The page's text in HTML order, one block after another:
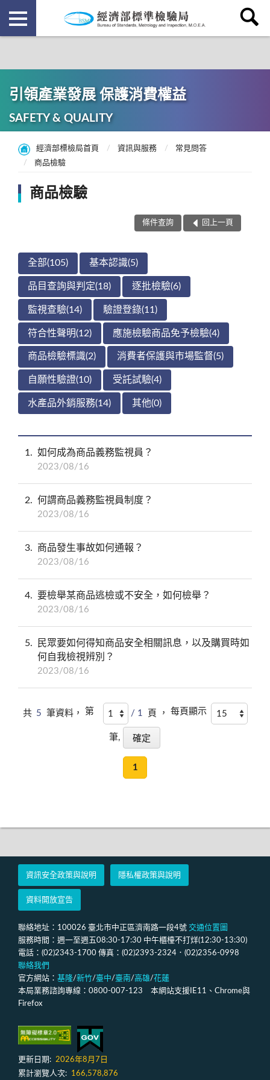
引領產業發展 保護消費權益
SAFETY & QUALITY
經濟部標檢局首頁 資訊與服務
常見問答
商品檢驗
商品檢驗
條件查詢 回上一頁
全部(105) 基本認識(5)
品目查詢與判定(18) 逐批檢驗(6)
監視查驗(14) 驗證登錄(11)
符合性聲明(12) 應施檢驗商品免予檢驗(4)
商品檢驗標識(2) 消費者保護與市場監督(5)
自願性驗證(10) 受託試驗(4)
水產品外銷服務(14) 其他(0)
1 如何成為商品義務監視員？
2023/08/16
2 何謂商品義務監視員制度？
2023/08/16
3 商品發生事故如何通報？
2023/08/16
4 要檢舉某商品逃檢或不安全，如何檢舉？
2023/08/16
5
民眾要如何得知商品安全相關訊息，以及購買時如
何自我檢視辨別？
2023/08/16
共 5 筆資料， 第 / 1 頁 ， 每頁顯示
筆,
1
資訊安全政策與說明 隱私權政策與說明
資料開放宣告
聯絡地址：100026 臺北市中正區濟南路一段4號 交通位置圖
服務時間：週一至週五08:30-17:30 中午櫃檯不打烊(12:30-13:30)
電話：(02)2343-1700 傳真：(02)2393-2324．(02)2356-0998
聯絡我們
官方網站： 基隆/新竹/臺中/臺南/高雄/花蓮
本局業務諮詢專線：0800-007-123 本網站支援IE11、Chrome與
Firefox
更新日期: 2026年8月7日
累計瀏覽人次:
166,578,876